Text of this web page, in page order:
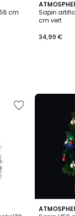
cm
Sapin
cm vert
34,99 €